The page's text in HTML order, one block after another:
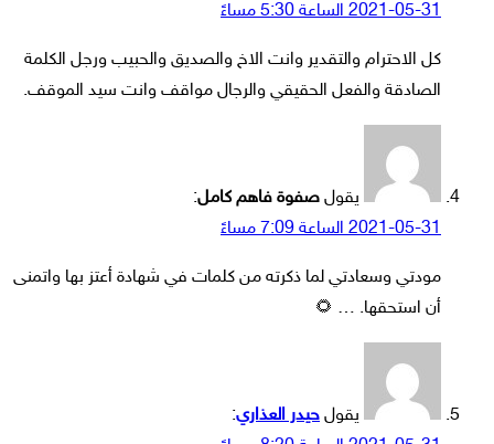
2021-05-31 الساعة 5:30 مساءً
كل الاحترام والتقدير وانت الاخ والصديق والحبيب ورجل الكلمة
الصادقة والفعل الحقيقي والرجال مواقف وانت سيد الموقف.
يقول صفوة فاهم كامل:
2021-05-31 الساعة 7:09 مساءً
مودتي وسعادتي لما ذكرته من كلمات في شهادة أعتز بها واتمنى
أن استحقها. … 🌻
يقول حيدر العذاري: